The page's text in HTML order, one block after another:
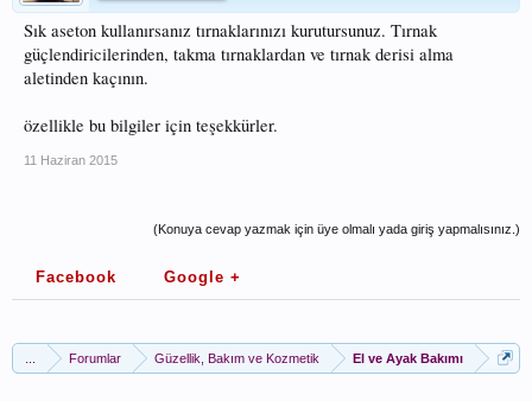
Sık aseton kullanırsanız tırnaklarınızı kurutursunuz. Tırnak
güçlendiricilerinden, takma tırnaklardan ve tırnak derisi alma
aletinden kaçının.
özellikle bu bilgiler için teşekkürler.
11 Haziran 2015
(Konuya cevap yazmak için üye olmalı yada giriş yapmalısınız.)
Facebook Google +
Forumlar Güzellik, Bakım ve Kozmetik El ve Ayak Bakımı